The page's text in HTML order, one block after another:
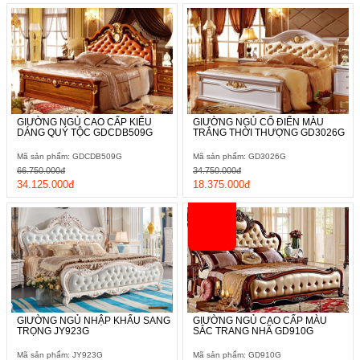
GIƯỜNG NGỦ CAO CẤP KIỂU
DÁNG QUÝ TỘC GDCDB509G
Mã sản phẩm: GDCDB509G
34.125.000đ
66.750.000đ
GIƯỜNG NGỦ CỔ ĐIỂN MÀU
TRẮNG THỜI THƯỢNG GD3026G
Mã sản phẩm: GD3026G
18.375.000đ
34.750.000đ
GIƯỜNG NGỦ NHẬP KHẨU SANG
TRỌNG JY923G
Mã sản phẩm: JY923G
GIƯỜNG NGỦ CAO CẤP MÀU
SẮC TRANG NHÃ GD910G
Mã sản phẩm: GD910G